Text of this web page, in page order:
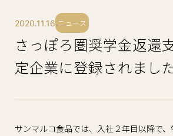
2020.11.16 ニュース
さっぽろ圏奨学金返還
定企業に登録されまし
サンマルコ食品では、入社２年目以降で